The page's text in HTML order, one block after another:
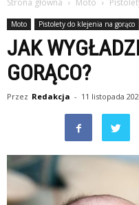
Strona główna Moto
Moto Pistolety do klejenia na gorąco
JAK
GORĄCO?
Przez Redakcja - 11 listopada